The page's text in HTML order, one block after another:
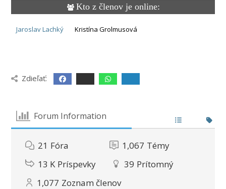
Kto z členov je online:
Jaroslav Lachký Kristína Grolmusová
Zdieľať:
Forum Information
21 Fóra 1,067 Témy
13 K Príspevky 39 Prítomný
1,077 Zoznam členov